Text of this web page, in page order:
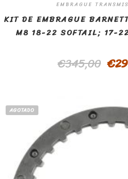
EMBRAGUE
KIT DE EMBRAGUE
M8 18-22 SOFTAIL; 17-
€345,00 €
AGOTADO